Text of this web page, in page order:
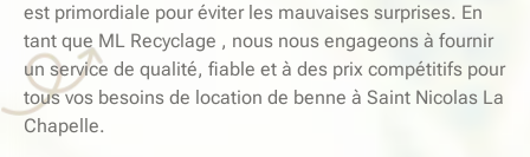
est primordiale pour éviter les mauvaises surprises. En
tant que ML Recyclage , nous nous engageons à fournir
un service de qualité, fiable et à des prix compétitifs pour
tous vos besoins de location de benne à Saint Nicolas La
Chapelle.